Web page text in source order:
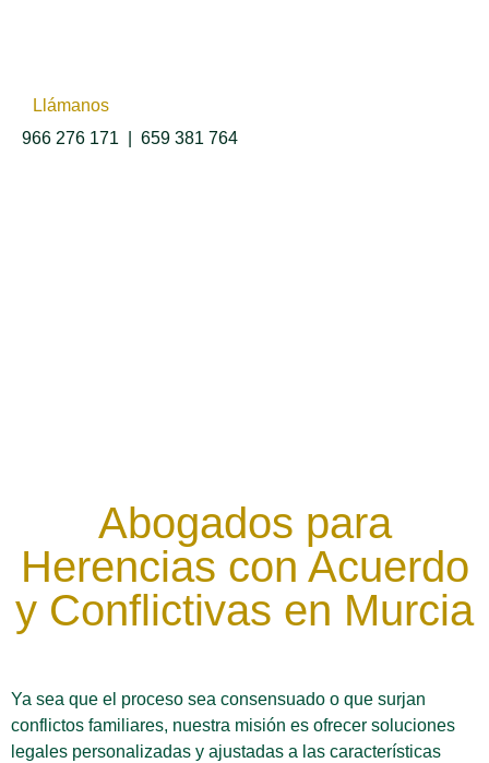
Llámanos
966 276 171
659 381 764
Abogados para
Herencias con Acuerdo
y Conflictivas en Murcia
Ya sea que el proceso sea consensuado o que surjan
conflictos familiares, nuestra misión es ofrecer soluciones
legales personalizadas y ajustadas a las características